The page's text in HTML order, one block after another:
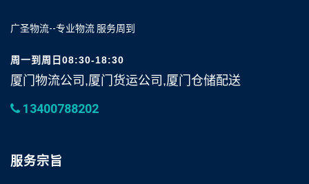
广圣物流--专业物流 服务周到
周一到周日08:30-18:30
厦门物流公司,厦门货运公司,厦门仓储配送
13400788202
服务宗旨